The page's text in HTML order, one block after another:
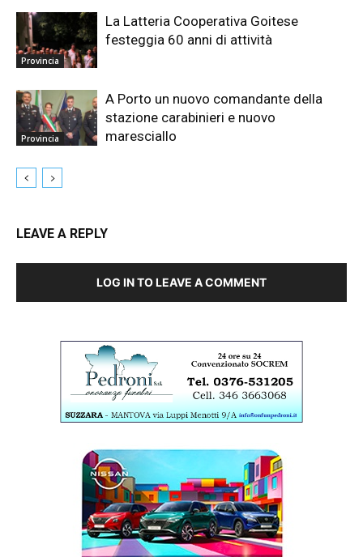
Provincia
La Latteria Cooperativa Goitese
festeggia 60 anni di attività
Provincia
A Porto un nuovo comandante della
stazione carabinieri e nuovo
maresciallo
LEAVE A REPLY
LOG IN TO LEAVE A COMMENT